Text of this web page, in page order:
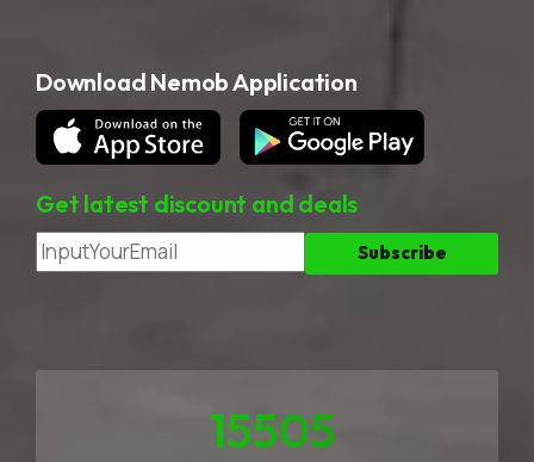
Download Nemob Application
Get latest discount and deals
23258